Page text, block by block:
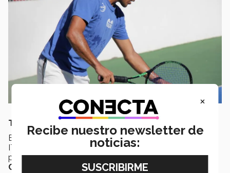
Tenis
El
Equipo Representativo femenil
ITESO, con resultados de5 juegos a 0
pudieron asegurar su pase alTorneo Nacional
CONADEIP por Equipos 2018.
×
Recibe nuestro newsletter de
noticias: